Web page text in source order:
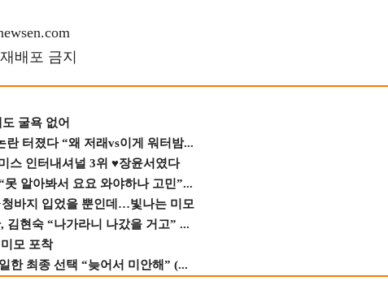
배포 금지
굴욕 없어
터졌다 “왜 저래vs이게 워터밤...
스 인터내셔널 3위 ♥장윤서였다
알아봐서 요요 와야하나 고민”...
바지 입었을 뿐인데…빛나는 미모
김현숙 “나가라니 나갔을 거고” ...
모 포착
한 최종 선택 “늦어서 미안해” (...